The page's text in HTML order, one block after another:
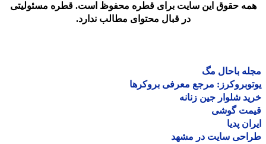
حقوق این سایت برای قطره محفوظ است. قطره مسئولیتی
در قبال محتوای مطالب ندارد.
باحال مگ
مرجع معرفی بروکرها
شلوار جین زنانه
گوشی
پدیا
سایت در مشهد